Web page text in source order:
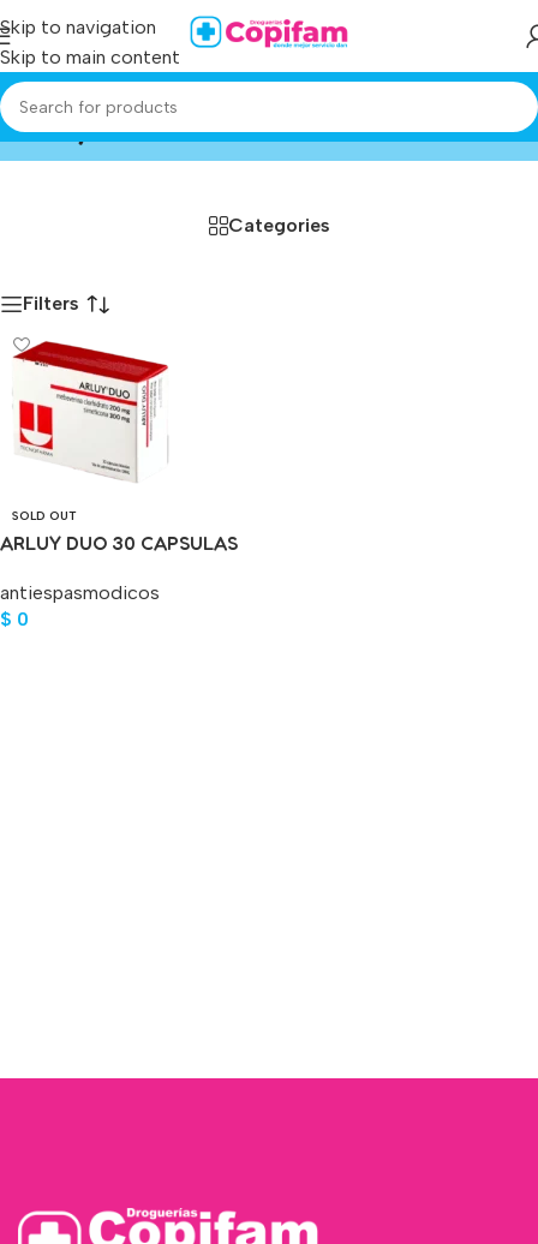
Skip to navigation
Skip to main content
arluy duoHome/Producto
Categories
Filters
SOLD OUT
ARLUY DUO 30 CAPSULAS
antiespasmodicos
$ 0